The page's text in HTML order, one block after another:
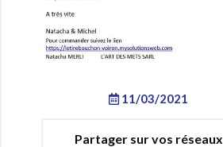
11/03/2021
Partager sur vos réseaux